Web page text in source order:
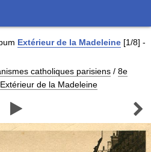
Extérieur de la Madeleine [1/8] -
catholiques parisiens / 8e
Extérieur de la Madeleine
 